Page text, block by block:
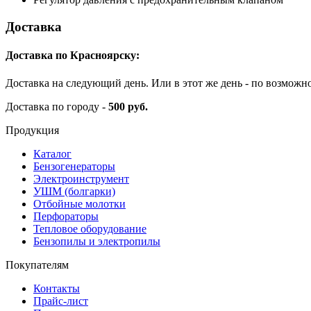
Доставка
Доставка по Красноярску:
Доставка на следующий день. Или в этот же день - по
Доставка по городу - 500 руб.
Продукция
Каталог
Бензогенераторы
Электроинструмент
УШМ (болгарки)
Отбойные молотки
Перфораторы
Тепловое оборудование
Бензопилы и электропилы
Покупателям
Контакты
Прайс-лист